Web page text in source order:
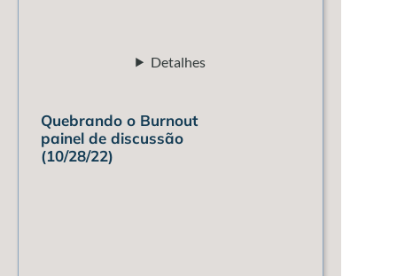
Detalhes
Quebrando o Burnout
painel de discussão
(10/28/22)